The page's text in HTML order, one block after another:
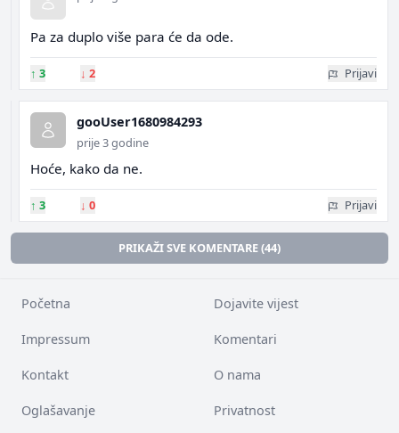
Pa za duplo više para će da ode.
↑ 3 ↓ 2 Prijavi
gooUser1680984293
prije 3 godine
Hoće, kako da ne.
↑ 3 ↓ 0 Prijavi
PRIKAŽI SVE KOMENTARE (44)
Početna Dojavite vijest
Impressum Komentari
Kontakt O nama
Oglašavanje Privatnost